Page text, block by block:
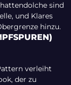
sind
und Klares
hinzu.
verleiht
der zu